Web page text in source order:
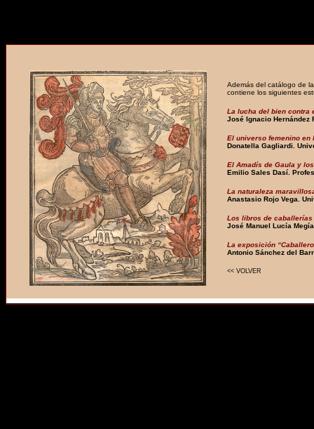
Además del catálogo de
contiene los siguientes
La lucha del bien contra
José Ignacio Hernández
El universo femenino
Donatella Gagliardi.
El Amadís de Gaula y
Emilio Sales Dasí.
La naturaleza
Anastasio Rojo Vega.
Los libros de caballerías
José Manuel Lucía
La exposición
Antonio Sánchez del
<< VOLVER